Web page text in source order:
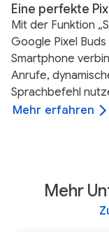
Eine perfekte
Mit der Funktion
Google Pixel
Smartphone
Anrufe,
Sprachbefehl
Mehr erfahren
Mehr